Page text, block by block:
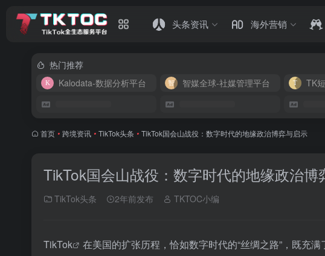
头条资讯 海外营销
热门推荐
Kalodata-数据分析平台
智媒全球-社媒管理平台 TK
首页 • 跨境资讯 • TikTok头条 • TikTok国会山战役：数字时代的地缘政治博弈与启示
TikTok国会山战役：数字时代的地缘政治博
TikTok头条 2年前发布 TKTOC小编
TikTok
在美国的扩张历程，恰如数字时代的“丝绸之路”，既充